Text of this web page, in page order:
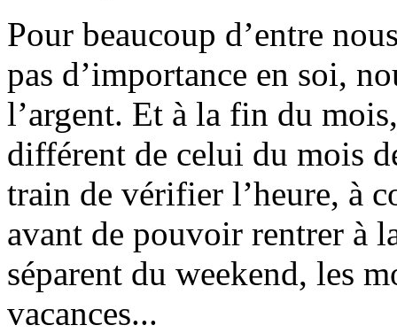
Pour beaucoup d’entre
pas d’importance en soi,
l’argent. Et à la fin du
différent de celui du mois
train de vérifier l’heure, à
avant de pouvoir rentrer à
séparent du weekend, les
vacances...